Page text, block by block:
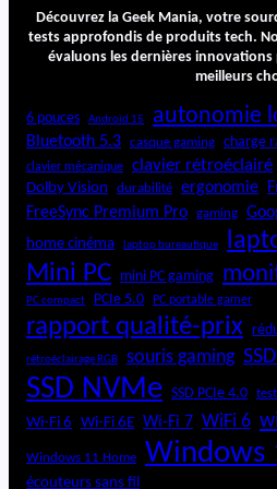
l
e
c
i
q
u
e
P
é
c
i
s
i
o
n
7
e
Découvrez la Geek Mania, votre
tests approfondis de produits tech.
évaluons les dernières innovations
meilleurs
6 pouces Android 15 autonomie
Bluetooth 5.3 casque gaming charge
clavier mécanique clavier rétroéclairé
Dolby Vision durabilité ergonomie
FreeSync Premium Pro
gaming
home cinéma laptop bureautique
Mini PC mini PC gaming
PC compact PCIe 5.0 PC portable gamer
rapport qualité-prix
rétroéclairage RGB souris gaming
SSD NVMe SSD PCIe 4.0
Wi-Fi 6 Wi-Fi 6E Wi-Fi 7 WiFi 6
Windows 11 Home Windows
écouteurs sans fil